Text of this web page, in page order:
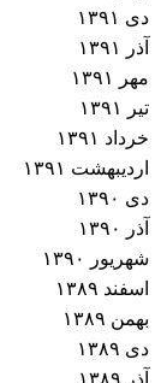
دی ۱۳۹۱
آذر ۱۳۹۱
مهر ۱۳۹۱
تیر ۱۳۹۱
خرداد ۱۳۹۱
اردیبهشت ۱۳۹۱
دی ۱۳۹۰
آذر ۱۳۹۰
شهریور ۱۳۹۰
اسفند ۱۳۸۹
بهمن ۱۳۸۹
دی ۱۳۸۹